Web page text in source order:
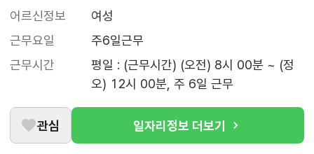
어르신정보
여성
근무요일
주6일근무
근무시간
평일 : (근무시간) (오전) 8시 00분 ~ (정
오) 12시 00분, 주 6일 근무
관심 일자리정보 더보기